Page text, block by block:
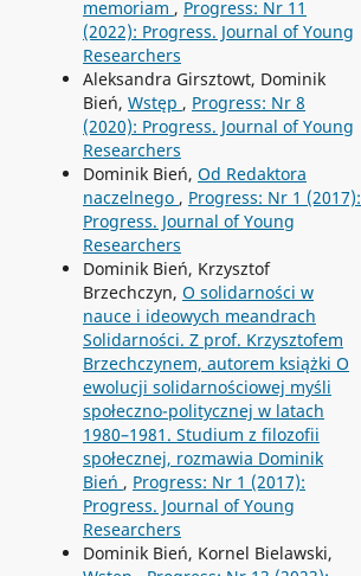
memoriam , Progress: Nr 11
(2022): Progress. Journal of Young
Researchers
Aleksandra Girsztowt, Dominik
Bień, Wstęp , Progress: Nr 8
(2020): Progress. Journal of Young
Researchers
Dominik Bień, Od Redaktora
naczelnego , Progress: Nr 1 (2017):
Progress. Journal of Young
Researchers
Dominik Bień, Krzysztof
Brzechczyn, O solidarności w
nauce i ideowych meandrach
Solidarności. Z prof. Krzysztofem
Brzechczynem, autorem książki O
ewolucji solidarnościowej myśli
społeczno-politycznej w latach
1980–1981. Studium z filozofii
społecznej, rozmawia Dominik
Bień , Progress: Nr 1 (2017):
Progress. Journal of Young
Researchers
Dominik Bień, Kornel Bielawski,